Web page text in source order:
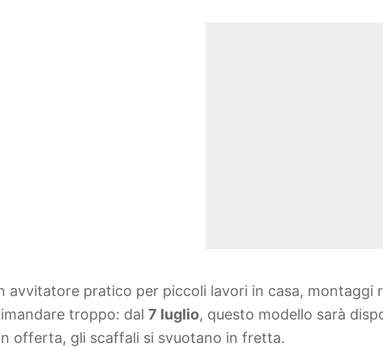
avvitatore pratico per piccoli lavori in casa,
troppo: dal 7 luglio, questo modello sarà
offerta, gli scaffali si svuotano in fretta.